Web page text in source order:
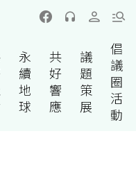
永
續
地
球
共
好
響
應
議
題
策
展
倡
議
圈
活
動